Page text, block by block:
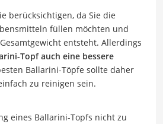
berücksichtigen, da Sie die
füllen möchten und
entsteht. Allerdings
Topf auch eine bessere
Ballarini-Töpfe sollte daher
zu reinigen sein.
eines Ballarini-Topfs nicht zu